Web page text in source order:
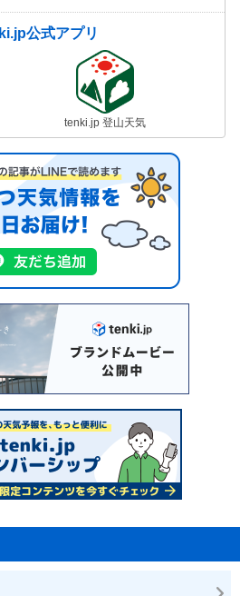
公式アプリ
tenki.jp 登山天気